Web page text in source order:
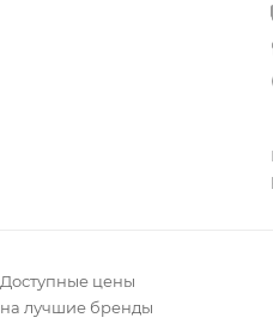
Доступные цены
на лучшие бренды